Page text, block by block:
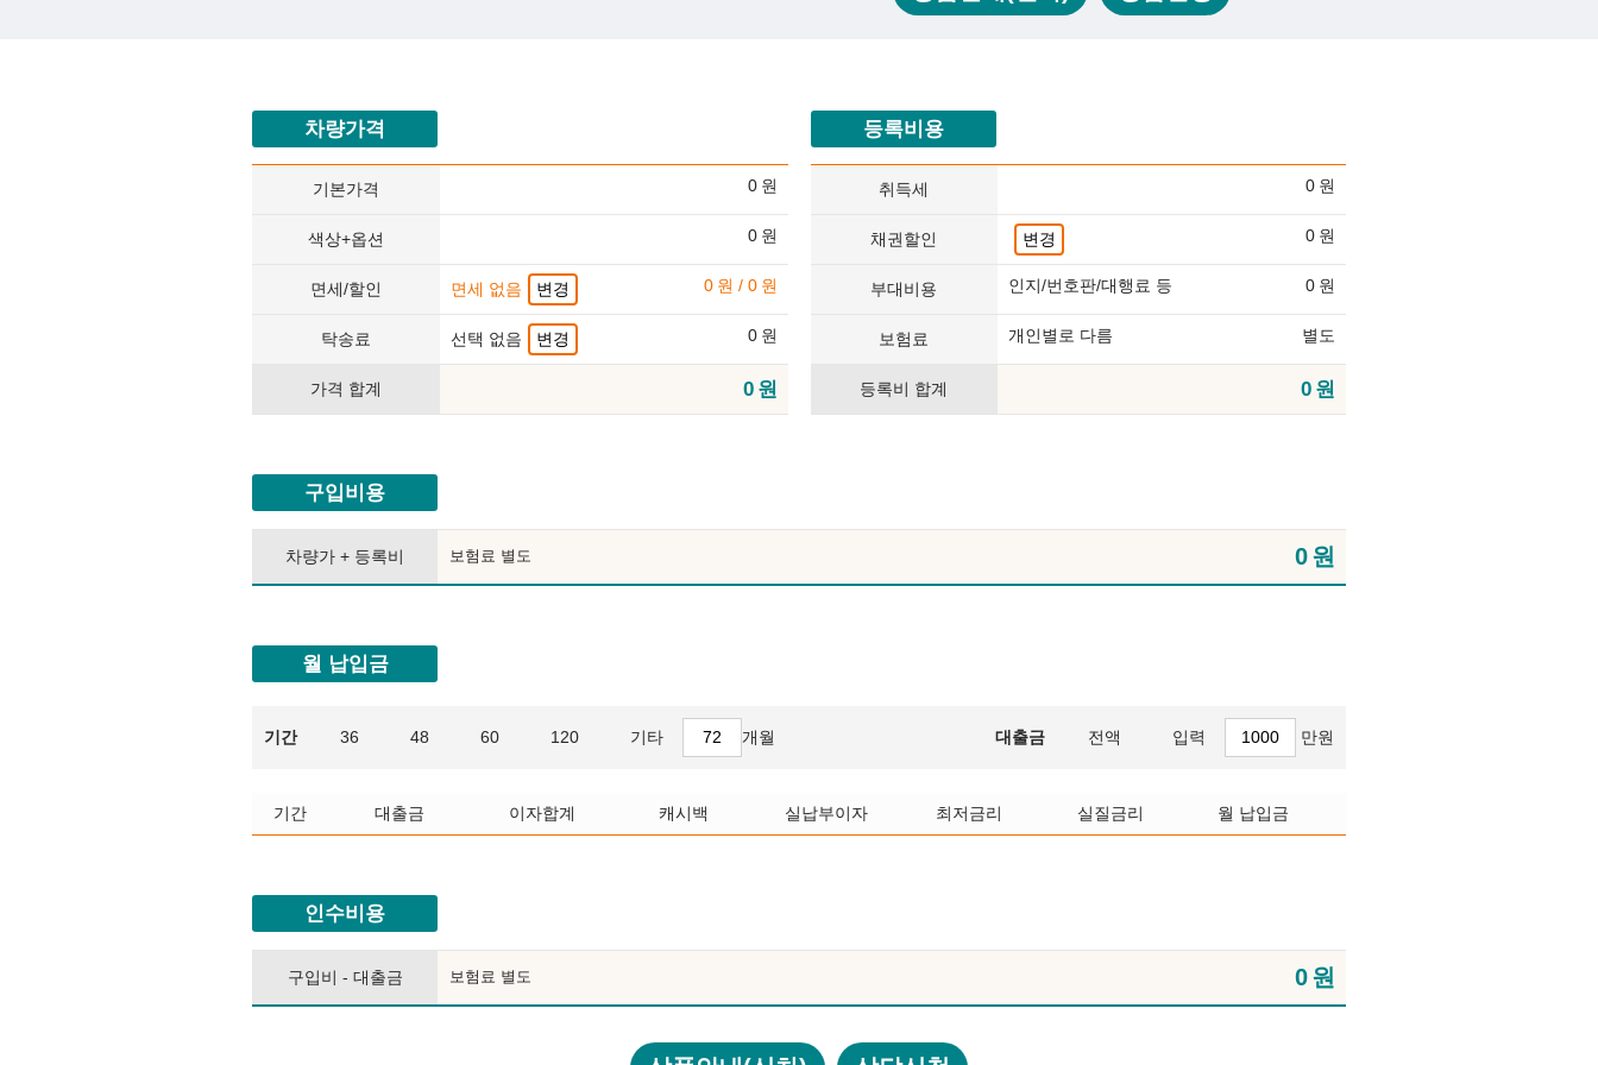
차량가격
기본가격 0 원
색상+옵션 0 원
면세/할인 면세 없음 변경 0 원 / 0 원
탁송료 선택 없음 변경 0 원
가격 합계 0 원
등록비용
취득세 0 원
채권할인 변경 0 원
부대비용 인지/번호판/대행료 등 0 원
보험료 개인별로 다름 별도
등록비 합계 0 원
구입비용
차량가 + 등록비 보험료 별도 0원
월 납입금
기간 36 48 60 120 기타 개월 대출금 전액 입력 만원
기간 대출금 이자합계 캐시백 실납부이자 최저금리 실질금리 월 납입금
인수비용
구입비 - 대출금 보험료 별도 0원